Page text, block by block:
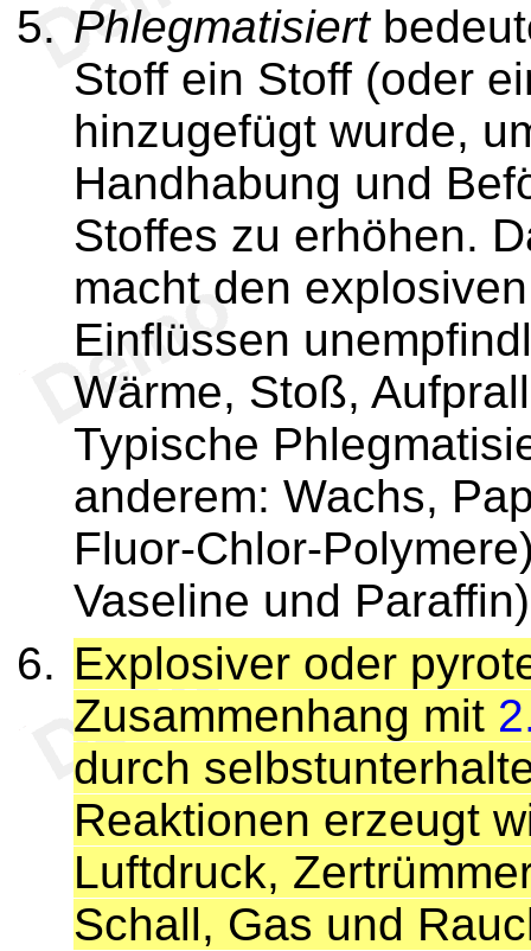
Phlegmatisiert
Stoff ein Stoff (oder
hinzugefügt wurde,
Handhabung und
Stoffes zu erhöhen.
macht den
Einflüssen
Wärme, Stoß,
Typische
anderem: Wachs,
Fluor-Chlor-
Vaseline und
Explosiver oder
Zusammenhang mit
durch
Reaktionen erzeugt
Luftdruck,
Schall, Gas und